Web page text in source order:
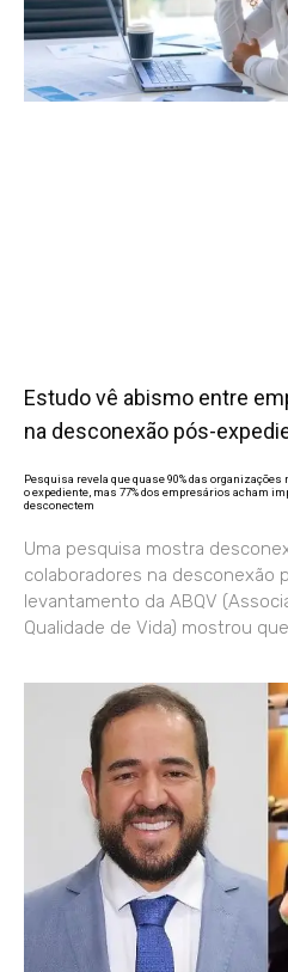
Estudo vê abismo entre
na desconexão pós-
Pesquisa revela que quase 90% das
o expediente, mas 77% dos empresários acham
desconectem
Uma pesquisa mostra
colaboradores na desconexão
levantamento da ABQV
Qualidade de Vida) mostrou